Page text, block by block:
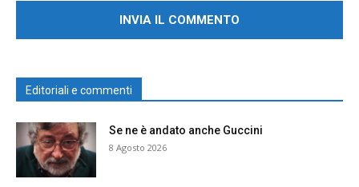
Editoriali e commenti
Se ne è andato anche Guccini
8 Agosto 2026